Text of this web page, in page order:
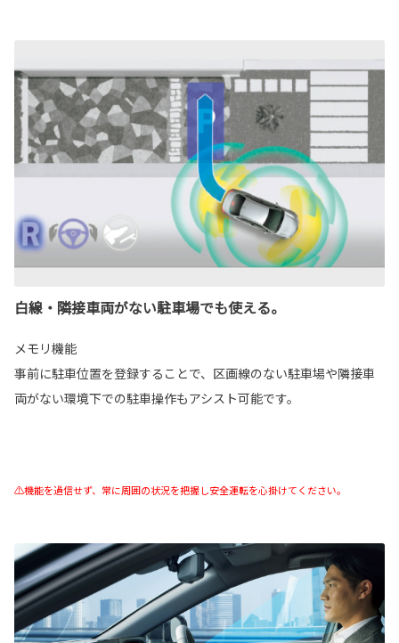
白線・隣接車両がない駐車場でも使える。
メモリ機能
事前に駐車位置を登録することで、区画線のない駐車場や隣接車
両がない環境下での駐車操作もアシスト可能です。
⚠機能を過信せず、常に周囲の状況を把握し安全運転を心掛けてください。